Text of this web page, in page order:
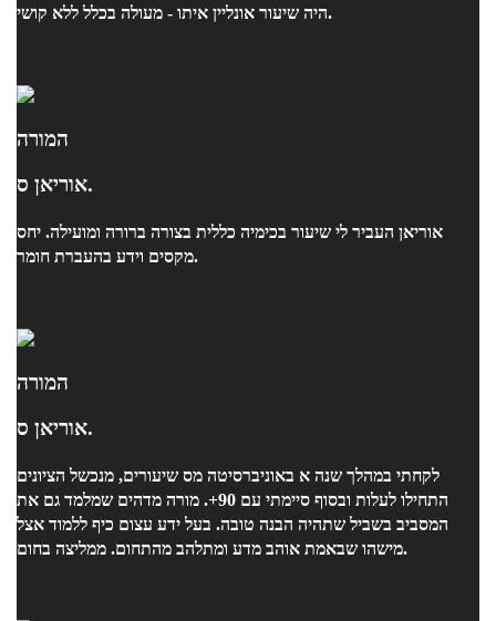
היה שיעור אונליין איתו - מעולה בכלל ללא קושי.
המורה
אוריאן ס.
אוריאן העביר לי שיעור בכימיה כללית בצורה ברורה ומועילה. יחס
מקסים וידע בהעברת חומר.
המורה
אוריאן ס.
לקחתי במהלך שנה א באוניברסיטה מס שיעורים, מנכשל הציונים
התחילו לעלות ובסוף סיימתי עם 90+. מורה מדהים שמלמד גם את
המסביב בשביל שתהיה הבנה טובה. בעל ידע עצום כיף ללמוד אצל
מישהו שבאמת אוהב מדע ומתלהב מהתחום. ממליצה בחום.